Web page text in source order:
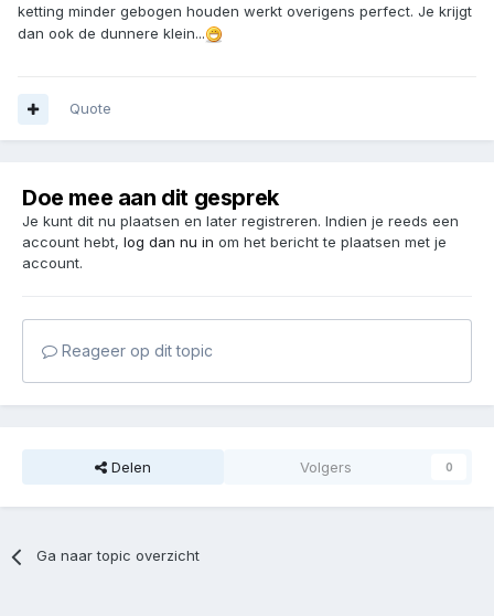
ketting minder gebogen houden werkt overigens perfect. Je krijgt
dan ook de dunnere klein...
Quote
Doe mee aan dit gesprek
Je kunt dit nu plaatsen en later registreren. Indien je reeds een
account hebt, log dan nu in om het bericht te plaatsen met je
account.
Reageer op dit topic
Delen Volgers 0
Ga naar topic overzicht